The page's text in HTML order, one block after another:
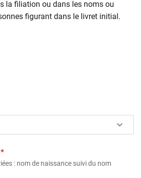
la filiation ou dans les noms ou
figurant dans le livret initial.
(obligatoire)
*
: nom de naissance suivi du nom